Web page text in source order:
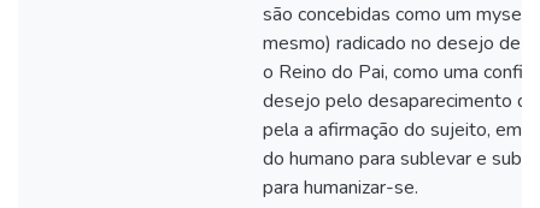
são concebidas como um myself
mesmo) radicado no desejo de
o Reino do Pai, como uma
desejo pelo desaparecimento
pela a afirmação do sujeito,
do humano para sublevar e
para humanizar-se.